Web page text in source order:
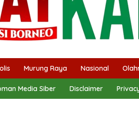
Murung Raya Nasional
Media Siber Disclaimer